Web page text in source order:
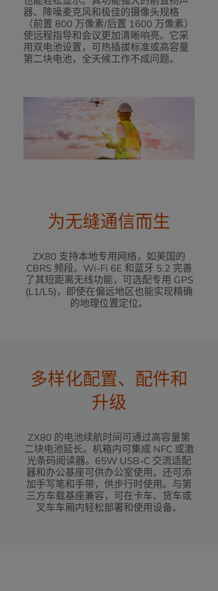
器、降噪麦克风和极佳的摄像头规格
（前置 800 万像素/后置 1600 万像素）
使远程指导和会议更加清晰响亮。它采
用双电池设置，可热插拔标准或高容量
第二块电池，全天候工作不成问题。
为无缝通信而生
ZX80 支持本地专用网络，如美国的
CBRS 频段。Wi-Fi 6E 和蓝牙 5.2 完善
了其短距离无线功能，可选配专用 GPS
(L1/L5)，即使在偏远地区也能实现精确
的地理位置定位。
多样化配置、配件和
升级
ZX80 的电池续航时间可通过高容量第
二块电池延长。机箱内可集成 NFC 或激
光条码阅读器。65W USB-C 交流适配
器和办公基座可供办公室使用。还可添
加手写笔和手带，供步行时使用。与第
三方车载基座兼容，可在卡车、货车或
叉车车厢内轻松部署和使用设备。